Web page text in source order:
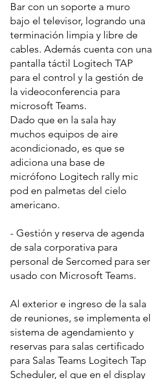
Bar con un soporte a muro
bajo el televisor, logrando una
terminación limpia y libre de
cables. Además cuenta con una
pantalla táctil Logitech TAP
para el control y la gestión de
la videoconferencia para
microsoft Teams.
Dado que en la sala hay
muchos equipos de aire
acondicionado, es que se
adiciona una base de
micrófono Logitech rally mic
pod en palmetas del cielo
americano.
- Gestión y reserva de agenda
de sala corporativa para
personal de Sercomed para ser
usado con Microsoft Teams.
Al exterior e ingreso de la sala
de reuniones, se implementa el
sistema de agendamiento y
reservas para salas certificado
para Salas Teams Logitech Tap
Scheduler, el que en el display